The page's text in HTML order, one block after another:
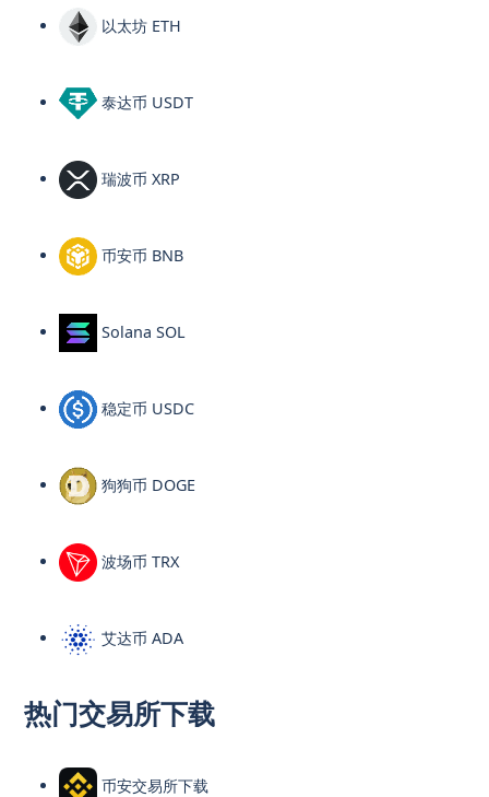
以太坊 ETH
泰达币 USDT
瑞波币 XRP
币安币 BNB
Solana SOL
稳定币 USDC
狗狗币 DOGE
波场币 TRX
艾达币 ADA
热门交易所下载
币安交易所下载